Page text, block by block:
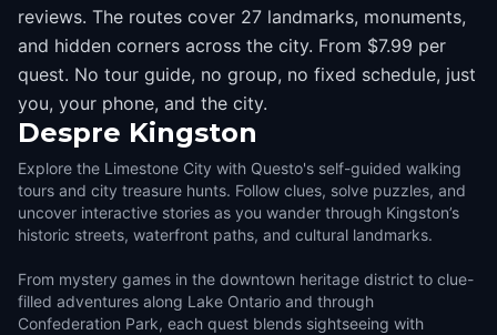
reviews. The routes cover 27 landmarks, monuments,
and hidden corners across the city. From $7.99 per
quest. No tour guide, no group, no fixed schedule, just
you, your phone, and the city.
Despre Kingston
Explore the Limestone City with Questo's self-guided walking
tours and city treasure hunts. Follow clues, solve puzzles, and
uncover interactive stories as you wander through Kingston’s
historic streets, waterfront paths, and cultural landmarks.
From mystery games in the downtown heritage district to clue-
filled adventures along Lake Ontario and through
Confederation Park, each quest blends sightseeing with